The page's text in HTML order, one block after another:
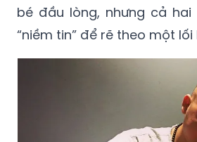
bé đầu lòng, nhưng cả
“niềm tin” để rẽ theo một lối